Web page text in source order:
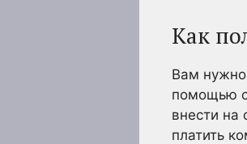
Как
Вам нужно
помощью
внести на
платить